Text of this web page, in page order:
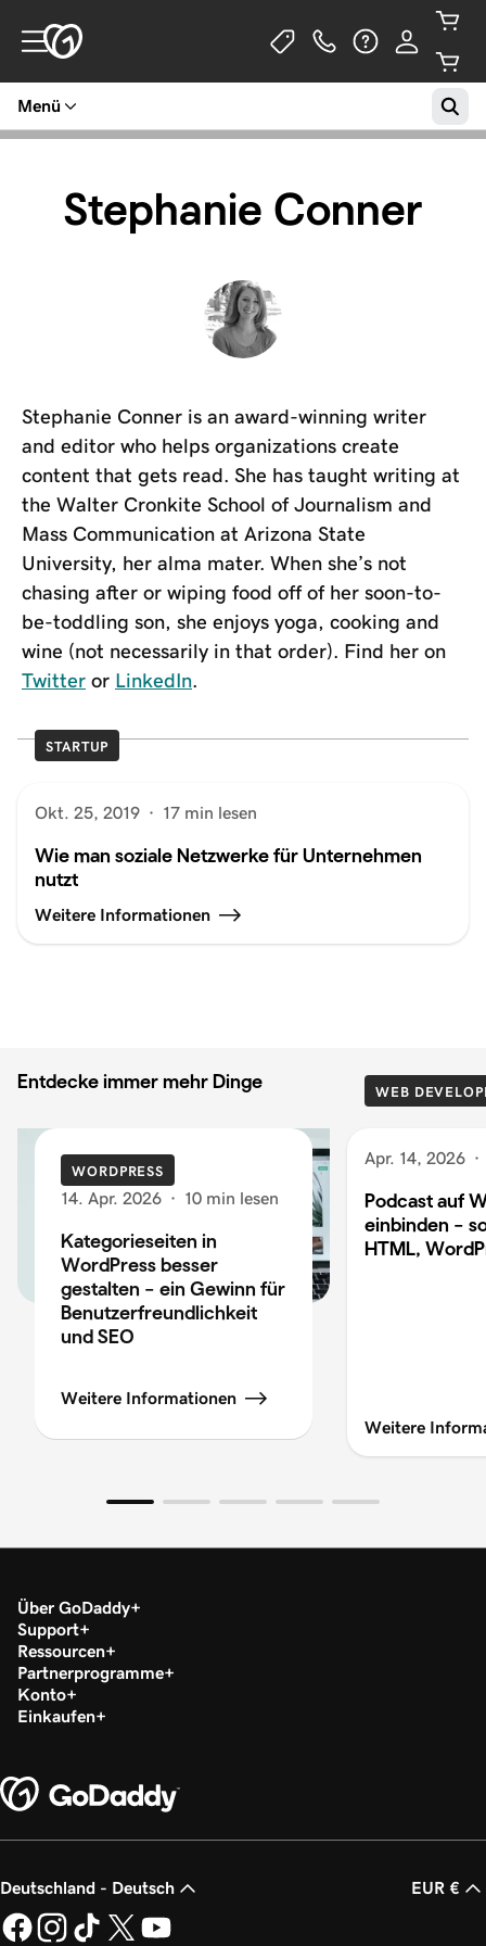
Menü
Stephanie Conner
Stephanie Conner is an award-winning writer
and editor who helps organizations create
content that gets read. She has taught writing at
the Walter Cronkite School of Journalism and
Mass Communication at Arizona State
University, her alma mater. When she’s not
chasing after or wiping food off of her soon-to-
be-toddling son, she enjoys yoga, cooking and
wine (not necessarily in that order). Find her on
Twitter or LinkedIn.
STARTUP
Okt. 25, 2019 · 17 min lesen
Wie man soziale Netzwerke für Unternehmen
nutzt
Weitere Informationen
Entdecke immer mehr Dinge
WORDPRESS
14. Apr. 2026 · 10 min lesen
Kategorieseiten in
WordPress besser
gestalten – ein Gewinn für
Benutzerfreundlichkeit
und SEO
Weitere Informationen
WEB
Apr. 14, 2026 ·
Podcast auf
einbinden –
HTML,
Weitere
Über GoDaddy
Support
Ressourcen
Partnerprogramme
Konto
Einkaufen
Deutschland - Deutsch EUR €